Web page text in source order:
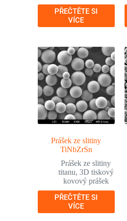
PŘEČTĚTE SI
VÍCE
Prášek ze slitiny
TiNbZrSn
Prášek ze slitiny
titanu, 3D tiskový
kovový prášek
PŘEČTĚTE SI
VÍCE